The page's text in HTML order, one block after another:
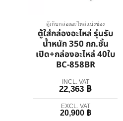
ตู้เก็บกล่องอะไหล่แบ่งช่อง
ตู้ใส่กล่องอะไหล่ รุ่นรับ
น้ำหนัก 350 กก.ชั้น
เปิด+กล่องอะไหล่ 40ใบ
BC-858BR
INCL. VAT
22,363 ฿
EXCL. VAT
20,900 ฿